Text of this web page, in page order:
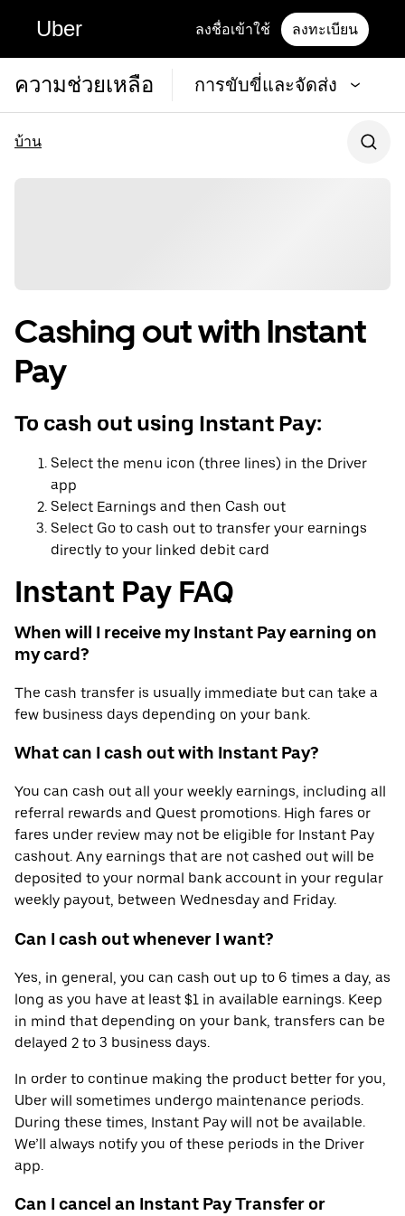
Uber ลงชื่อเข้าใช้ ลงทะเบียน
ความช่วยเหลือ การขับขี่และจัดส่ง
บ้าน
Cashing out with Instant
Pay
To cash out using Instant Pay:
Select the menu icon (three lines) in the Driver
app
Select Earnings and then Cash out
Select Go to cash out to transfer your earnings
directly to your linked debit card
Instant Pay FAQ
When will I receive my Instant Pay earning on
my card?
The cash transfer is usually immediate but can take a
few business days depending on your bank.
What can I cash out with Instant Pay?
You can cash out all your weekly earnings, including all
referral rewards and Quest promotions. High fares or
fares under review may not be eligible for Instant Pay
cashout. Any earnings that are not cashed out will be
deposited to your normal bank account in your regular
weekly payout, between Wednesday and Friday.
Can I cash out whenever I want?
Yes, in general, you can cash out up to 6 times a day, as
long as you have at least $1 in available earnings. Keep
in mind that depending on your bank, transfers can be
delayed 2 to 3 business days.
In order to continue making the product better for you,
Uber will sometimes undergo maintenance periods.
During these times, Instant Pay will not be available.
We’ll always notify you of these periods in the Driver
app.
Can I cancel an Instant Pay Transfer or